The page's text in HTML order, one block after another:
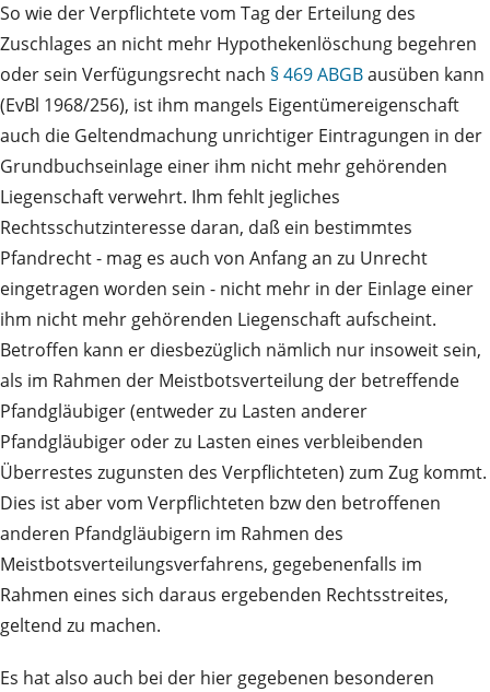
So wie der Verpflichtete vom Tag der Erteilung des
Zuschlages an nicht mehr Hypothekenlöschung begehren
oder sein Verfügungsrecht nach § 469 ABGBausüben kann
(EvBl 1968/256), ist ihm mangels Eigentümereigenschaft
auch die Geltendmachung unrichtiger Eintragungen in der
Grundbuchseinlage einer ihm nicht mehr gehörenden
Liegenschaft verwehrt. Ihm fehlt jegliches
Rechtsschutzinteresse daran, daß ein bestimmtes
Pfandrecht - mag es auch von Anfang an zu Unrecht
eingetragen worden sein - nicht mehr in der Einlage einer
ihm nicht mehr gehörenden Liegenschaft aufscheint.
Betroffen kann er diesbezüglich nämlich nur insoweit sein,
als im Rahmen der Meistbotsverteilung der betreffende
Pfandgläubiger (entweder zu Lasten anderer
Pfandgläubiger oder zu Lasten eines verbleibenden
Überrestes zugunsten des Verpflichteten) zum Zug kommt.
Dies ist aber vom Verpflichteten bzw den betroffenen
anderen Pfandgläubigern im Rahmen des
Meistbotsverteilungsverfahrens, gegebenenfalls im
Rahmen eines sich daraus ergebenden Rechtsstreites,
geltend zu machen.
Es hat also auch bei der hier gegebenen besonderen